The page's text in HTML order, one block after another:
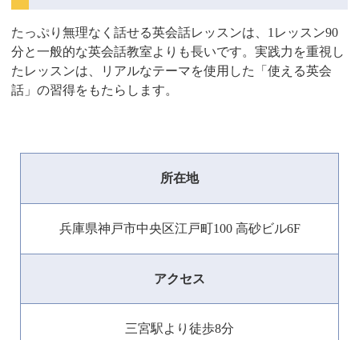
たっぷり無理なく話せる英会話レッスンは、1レッスン90
分と一般的な英会話教室よりも長いです。実践力を重視し
たレッスンは、リアルなテーマを使用した「使える英会
話」の習得をもたらします。
所在地
兵庫県神戸市中央区江戸町100 高砂ビル6F
アクセス
三宮駅より徒歩8分